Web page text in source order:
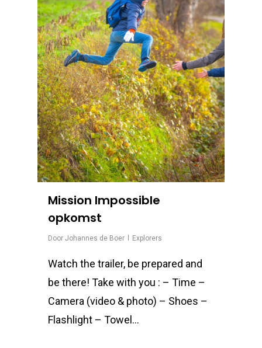
Mission Impossible
opkomst
Door Johannes de Boer Explorers
Watch the trailer, be prepared and
be there! Take with you : – Time –
Camera (video & photo) – Shoes –
Flashlight – Towel…